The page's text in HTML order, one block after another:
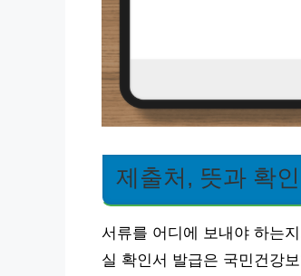
제출처, 뜻과 확
서류를 어디에 보내야 하는
실 확인서 발급은 국민건강